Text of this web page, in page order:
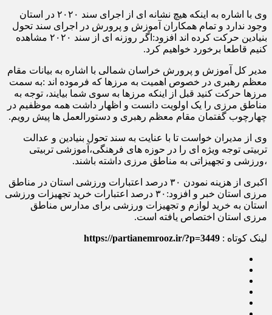
وی با اشاره به اینکه هیچ نشانه ای از اجرای سند ۲۰۲۰ در استان
وجود ندارد و تمام همکاران آموزش و پرورش در اجرای سند تحول
بنیادین حرکت کرده اند افزود:اگر روزنه ای از سند ۲۰۲۰ مشاهده
کنیم قاطعا برخورد خواهیم کرد.
مدیر کل آموزش و پرورش خراسان شمالی با اشاره به بیانات مقام
معظم رهبری در خصوص اهمیت به مرزها که فرموده اند :به سمت
مرزها حرکت کنید قبل از اینکه مرزها به سوی شما بیایند، توجه به
مناطق مرزی را یک اولویت دانست و اظهار داشت همه موظفیم در
چهارچوب گفتمان مقام معظم رهبری و دستورالعمل ها پیش رویم.
وی از مدیران خواست تا با عنایت به سند تحول بنیادین و عدالت
تربیتی توجه ویژه ای را در حوزه های فرهنگی،آموزشی تربیتی
،ورزشی و تجهیزاتی به مناطق مرزی داشته باشند.
اکبری از هزینه نمودن ۳۰ درصد اعتبارات ورزشی استان در مناطق
مرزی استان خبر و افزود:۳۰ درصد اعتبارات خرید تجهیزات ورزشی
استان به خرید لوازم و تجهیزات ورزشی برای مدارس مناطق
مرزی استان اختصاص یافته است.
لینک کوتاه : https://partianemrooz.ir/?p=3449